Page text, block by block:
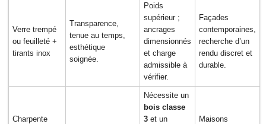
Verre trempé
ou feuilleté +
tirants inox
Transparence,
tenue au temps,
esthétique
soignée.
Poids
supérieur ;
ancrages
dimensionnés
et charge
admissible à
vérifier.
Façades
contemporaines,
recherche d’un
rendu discret et
durable.
Charpente
Nécessite un
bois classe
3et un
Maisons